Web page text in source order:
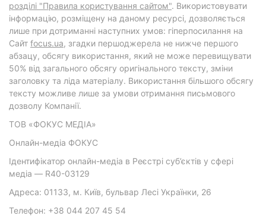
розділі "Правила користування сайтом". Використовувати
інформацію, розміщену на даному ресурсі, дозволяється
лише при дотриманні наступних умов: гіперпосилання на
Cайт focus.ua, згадки першоджерела не нижче першого
абзацу, обсягу використання, який не може перевищувати
50% від загального обсягу оригінального тексту, зміни
заголовку та ліда матеріалу. Використання більшого обсягу
тексту можливе лише за умови отримання письмового
дозволу Компанії.
ТОВ «ФОКУС МЕДІА»
Онлайн-медіа ФОКУС
Ідентифікатор онлайн-медіа в Реєстрі суб’єктів у сфері
медіа — R40-03129
Адреса: 01133, м. Київ, бульвар Лесі Українки, 26
Телефон: +38 044 207 45 54